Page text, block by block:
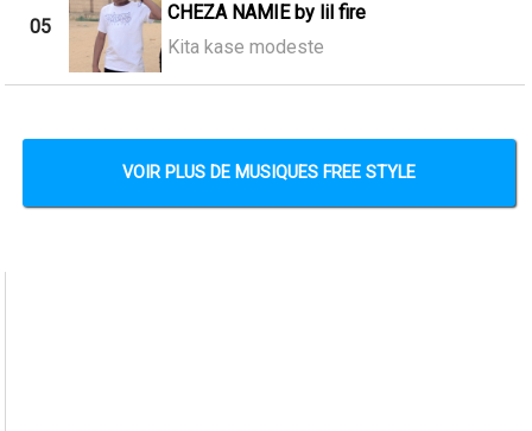
05
CHEZA NAMIE by lil fire
Kita kase modeste
VOIR PLUS DE MUSIQUES FREE STYLE